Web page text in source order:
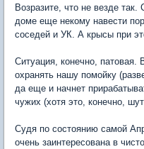
Возразите, что не везде
доме еще некому навести
соседей и УК. А крысы при
Ситуация, конечно, патовая.
охранять нашу помойку
да еще и начнет
чужих (хотя это, конечно,
Судя по состоянию самой
очень заинтересована в